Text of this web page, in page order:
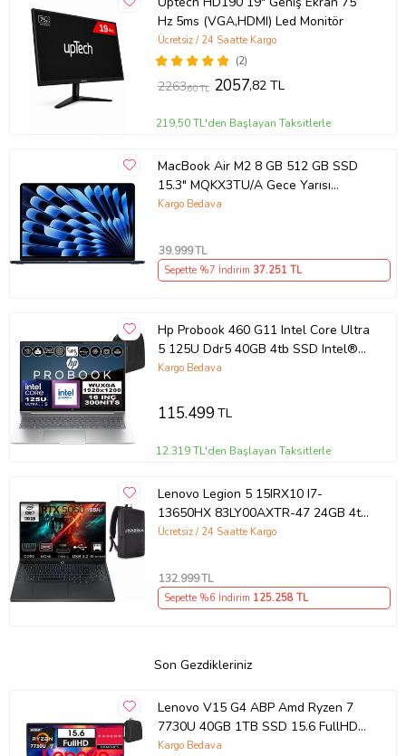
Hz 5ms (VGA,HDMI) Led Monitör
(2)
Ücretsiz / 24 Saatte Kargo
2263,60 TL 2057,82 TL
219,50 TL'den Başlayan Taksitlerle
MacBook Air M2 8 GB 512 GB SSD
15.3" MQKX3TU/A Gece Yarısı
Outlet (Açıklamayı Okuyunuz)
Kargo Bedava
39.999TL
Sepette %7 İndirim 37.251 TL
Hp Probook 460 G11 Intel Core Ultra
5 125U Ddr5 40GB 4tb SSD Intel®
Aı Boost 16" Wuxga IPS Freedos
Zetta Çanta
Kargo Bedava
115.499TL
12.319 TL'den Başlayan Taksitlerle
Lenovo Legion 5 15IRX10 I7-
13650HX 83LY00AXTR-47 24GB 4tb
RTX5060 8gb W11PRO 15.3"
Ücretsiz / 24 Saatte Kargo
132.999TL
Sepette %6 İndirim 125.258TL
Son Gezdikleriniz
Lenovo V15 G4 ABP Amd Ryzen 7
7730U 40GB 1TB SSD 15.6 FullHD
Windows11Pro Taşınabilir Bilgisayar
Kargo Bedava